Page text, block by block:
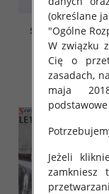
Szpilki damskie
kolor Paczka
50.00
szczegóły
(określane
"Ogólne
W związku
Cię o
zasadach,
maja
Jeżeli
zamkniesz